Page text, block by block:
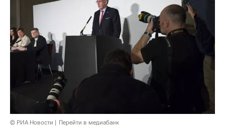
© РИА Новости Перейти в медиабанк